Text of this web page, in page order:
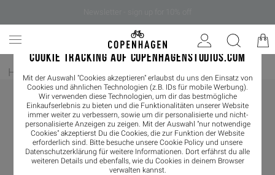
COOKIE TRACKING AUF COPENHAGENSTUDIOS.COM
Mit der Auswahl "Cookies akzeptieren" erlaubst du uns den Einsatz von
Cookies und ähnlichen Technologien (z.B. IDs für mobile Werbung).
Wir verwenden diese Technologien, um dir das bestmögliche
Einkaufserlebnis zu bieten und die Funktionalitäten unserer Website
immer weiter zu verbessern, sowie um dir personalisierte und nicht-
personalisierte Anzeigen zu zeigen. Mit der Auswahl "nur notwendige
Cookies" akzeptierst Du die Cookies, die zur Funktion der Website
erforderlich sind. Bitte besuche unsere Cookie Policy und unsere
Datenschutzerklärung für weitere Informationen. Dort erfährst du alle
weiteren Details und ebenfalls, wie du Cookies in deinem Browser
verwalten kannst.
Home / Damen/ Accessoires / Schals